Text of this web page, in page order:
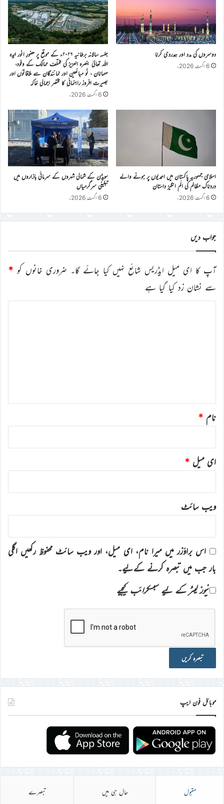
دوسروں کی مدد اور ہمدردی کرنا
6 اگست 2026ء
جلسہ سالانہ برطانیہ ۲۰۲۶ء کے موقع پر حضورِ انور ایّدہ
الله تعالیٰ بنصرہ العزیز کی مختلف ممالک کے وفود،
مہمانان ، نَو مبائعین اور نمائندگان سے ملاقاتوں اور
بصیرت افروز راہنمائی کا مختصر اجمالی خاکہ
6 اگست 2026ء
اسلامی جمہوریہ پاکستان میں احمدیوں پر ہونے والے
دردناک مظالم کی الَم انگیز داستان
6 اگست 2026ء
سویڈن کے شمالی شہروں کے سرمائی بازاروں میں
تبلیغی سرگرمیاں
6 اگست 2026ء
جواب دیں
آپ کا ای میل ایڈریس شائع نہیں کیا جائے گا۔ ضروری خانوں کو *
سے نشان زد کیا گیا ہے
نام *
ای میل *
ویب‌ سائٹ
اس براؤزر میں میرا نام، ای میل، اور ویب سائٹ محفوظ رکھیں اگلی
بار جب میں تبصرہ کرنے کےلیے۔
نیوز لیٹر کے لیے سبسکرائب کیجیے
موبائل فون ایپ
مقبول حال ہی میں تبصرے